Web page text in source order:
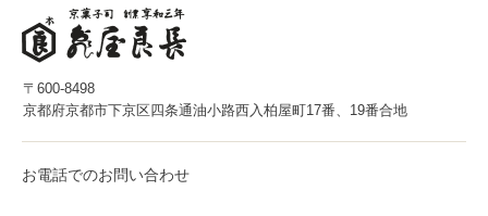
〒600-8498
京都府京都市下京区四条通油小路西入柏屋町17番、19番合地
お電話でのお問い合わせ